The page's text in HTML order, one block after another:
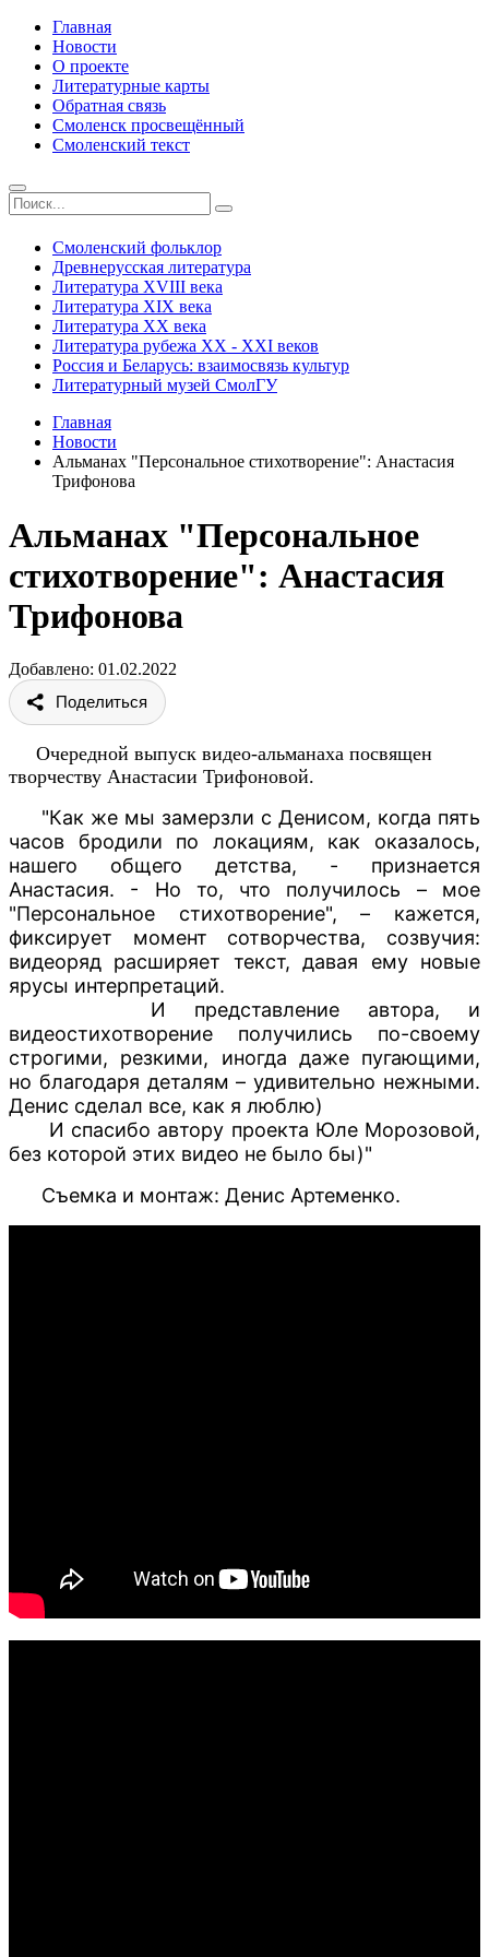
Главная
Новости
О проекте
Литературные карты
Обратная связь
Смоленск просвещённый
Смоленский текст
Смоленский фольклор
Древнерусская литература
Литература ХVIII века
Литература ХIХ века
Литература ХХ века
Литература рубежа ХХ - ХХI веков
Россия и Беларусь: взаимосвязь культур
Литературный музей СмолГУ
Главная
Новости
Альманах "Персональное стихотворение": Анастасия
Трифонова
Альманах "Персональное
стихотворение": Анастасия
Трифонова
Добавлено: 01.02.2022
Поделиться
Очередной выпуск видео-альманаха посвящен
творчеству Анастасии Трифоновой.
"Как же мы замерзли с Денисом, когда пять
часов бродили по локациям, как оказалось,
нашего общего детства, - признается
Анастасия. - Но то, что получилось – мое
"Персональное стихотворение", – кажется,
фиксирует момент сотворчества, созвучия:
видеоряд расширяет текст, давая ему новые
ярусы интерпретаций.
И представление автора, и
видеостихотворение получились по-своему
строгими, резкими, иногда даже пугающими,
но благодаря деталям – удивительно нежными.
Денис сделал все, как я люблю)
И спасибо автору проекта Юле Морозовой,
без которой этих видео не было бы)"
Съемка и монтаж: Денис Артеменко.